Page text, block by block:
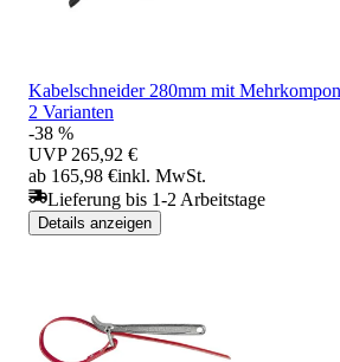
Kabelschneider 280mm mit
2 Varianten
-38 %
UVP 265,92 €
ab 165,98 €inkl. MwSt.
Lieferung bis 1-2 Arbeitstage
Details anzeigen